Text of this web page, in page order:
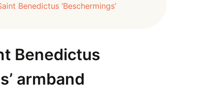
Benedictus ‘Beschermings’
Benedictus
armband